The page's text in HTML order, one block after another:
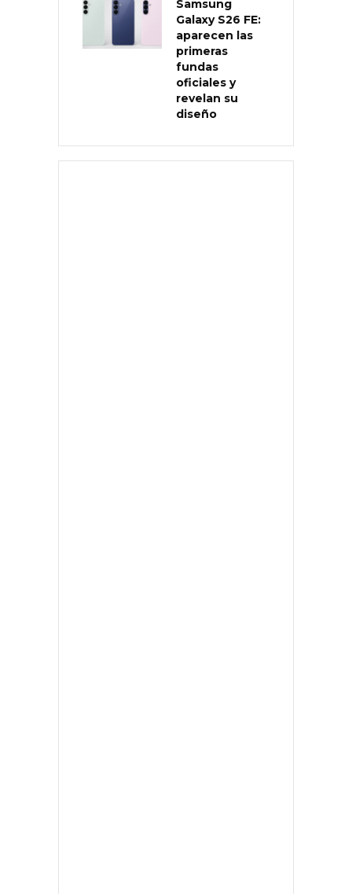
Samsung
Galaxy S26 FE:
aparecen las
primeras
fundas
oficiales y
revelan su
diseño